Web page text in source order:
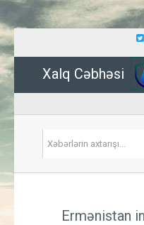
Xalq Cəbhəsi
Ermənistan